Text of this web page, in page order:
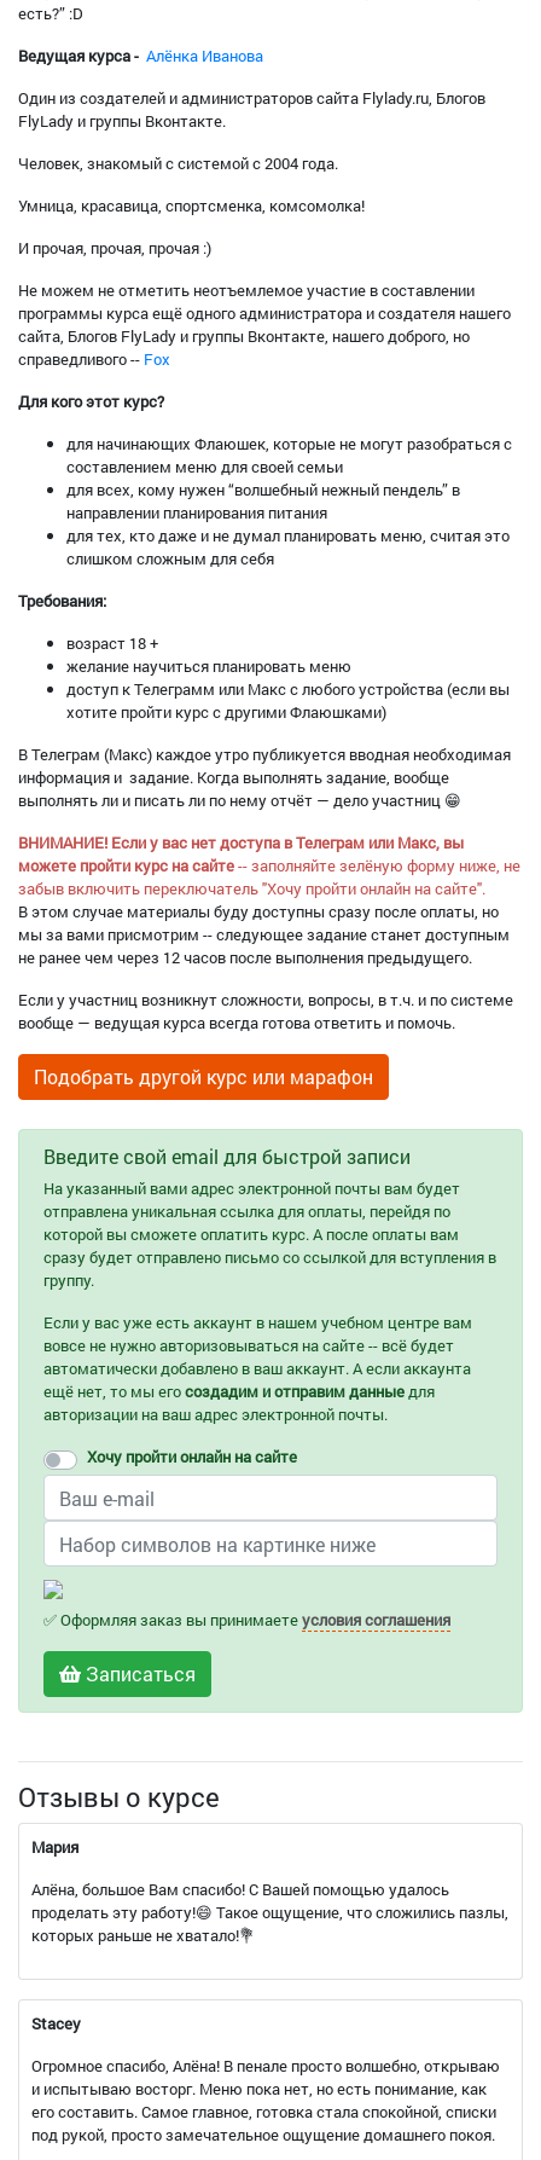
есть?” :D
Ведущая курса - Алёнка Иванова
Один из создателей и администраторов сайта Flylady.ru, Блогов
FlyLady и группы Вконтакте.
Человек, знакомый с системой с 2004 года.
Умница, красавица, спортсменка, комсомолка!
И прочая, прочая, прочая :)
Не можем не отметить неотъемлемое участие в составлении
программы курса ещё одного администратора и создателя нашего
сайта, Блогов FlyLady и группы Вконтакте, нашего доброго, но
справедливого -- Fox
Для кого этот курс?
для начинающих Флаюшек, которые не могут разобраться с
составлением меню для своей семьи
для всех, кому нужен “волшебный нежный пендель” в
направлении планирования питания
для тех, кто даже и не думал планировать меню, считая это
слишком сложным для себя
Требования:
возраст 18 +
желание научиться планировать меню
доступ к Телеграмм или Макс с любого устройства (если вы
хотите пройти курс с другими Флаюшками)
В Телеграм (Макс) каждое утро публикуется вводная необходимая
информация и задание. Когда выполнять задание, вообще
выполнять ли и писать ли по нему отчёт — дело участниц 😁
ВНИМАНИЕ! Если у вас нет доступа в Телеграм или Макс, вы
можете пройти курс на сайте-- заполняйте зелёную форму ниже, не
забыв включить переключатель "Хочу пройти онлайн на сайте".
В этом случае материалы буду доступны сразу после оплаты, но
мы за вами присмотрим -- следующее задание станет доступным
не ранее чем через 12 часов после выполнения предыдущего.
Если у участниц возникнут сложности, вопросы, в т.ч. и по системе
вообще — ведущая курса всегда готова ответить и помочь.
Подобрать другой курс или марафон
Введите свой email для быстрой записи
На указанный вами адрес электронной почты вам будет
отправлена уникальная ссылка для оплаты, перейдя по
которой вы сможете оплатить курс. А после оплаты вам
сразу будет отправлено письмо со ссылкой для вступления в
группу.
Если у вас уже есть аккаунт в нашем учебном центре вам
вовсе не нужно авторизовываться на сайте -- всё будет
автоматически добавлено в ваш аккаунт. А если аккаунта
ещё нет, то мы егосоздадим и отправим данныедля
авторизации на ваш адрес электронной почты.
Хочу пройти онлайн на сайте
✅ Оформляя заказ вы принимаетеусловия соглашения
Записаться
Отзывы о курсе
Мария
Алëна, большое Вам спасибо! С Вашей помощью удалось
проделать эту работу!😄 Такое ощущение, что сложились пазлы,
которых раньше не хватало!💐
Stacey
Огромное спасибо, Алëна! В пенале просто волшебно, открываю
и испытываю восторг. Меню пока нет, но есть понимание, как
его составить. Самое главное, готовка стала спокойной, списки
под рукой, просто замечательное ощущение домашнего покоя.